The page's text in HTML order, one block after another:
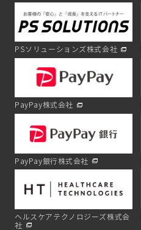
PSソリューションズ株式会社
PayPay株式会社
PayPay銀行株式会社
ヘルスケアテクノロジーズ株式会
社